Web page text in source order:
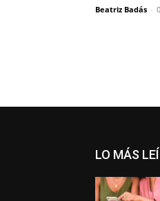
Beatriz Badás -
LO MÁS